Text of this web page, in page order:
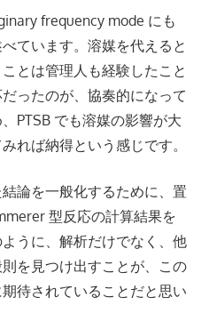
frequency mode にも
ています。溶媒を代えると
とは管理人も経験したこと
ったのが、協奏的になって
PTSB でも溶媒の影響が大
れば納得という感じです。
論を一般化するために、置
型反応の計算結果を
うに、解析だけでなく、他
を見つけ出すことが、この
待されていることだと思い